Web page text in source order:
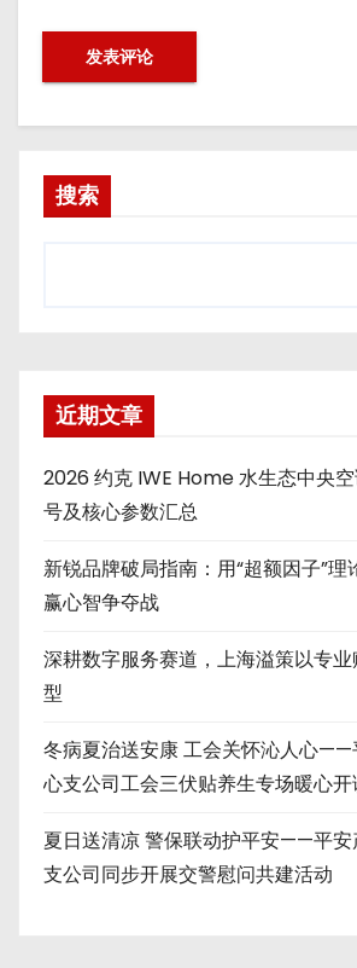
搜索
近期文章
2026 约克 IWE Home 水生态中央
号及核心参数汇总
新锐品牌破局指南：用“超额因子”
赢心智争夺战
深耕数字服务赛道，上海溢策以专
型
冬病夏治送安康 工会关怀沁人心——
心支公司工会三伏贴养生专场暖心开
夏日送清凉 警保联动护平安——平安
支公司同步开展交警慰问共建活动